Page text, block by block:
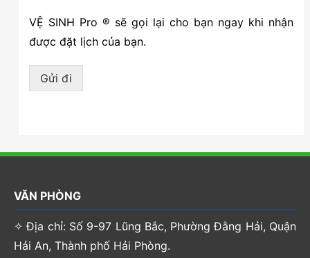
VỆ SINH Pro ® sẽ gọi lại cho bạn ngay khi nhận
được đặt lịch của bạn.
Gửi đi
VĂN PHÒNG
✧ Địa chỉ: Số 9-97 Lũng Bắc, Phường Đằng Hải, Quận
Hải An, Thành phố Hải Phòng.